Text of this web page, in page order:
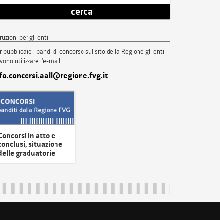
cerca
per gli enti
pubblicare i bandi di concorso sul sito della Regione gli enti
utilizzare l'e-mail
in atto e
situazione
graduatorie